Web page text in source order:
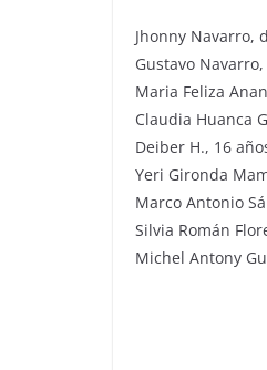
Jhonny Navarro,
Gustavo
Maria Feliza
Claudia Huanca
Deiber H., 16
Yeri Gironda
Marco Antonio
Silvia Román
Michel Antony